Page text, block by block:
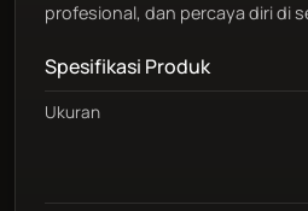
Jual alat marching band
Spesifikasi Produk
Ukuran